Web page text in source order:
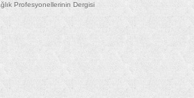
Profesyonellerinin Dergisi